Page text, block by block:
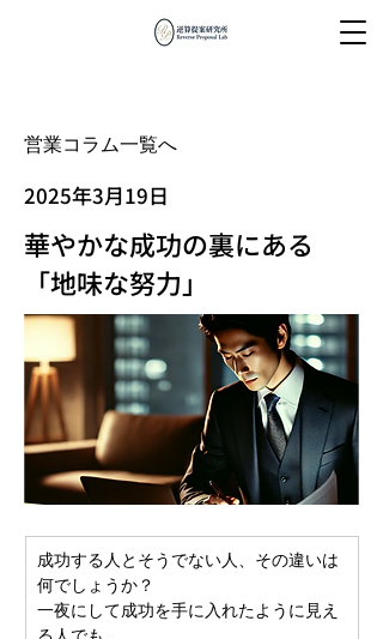
営業コラム一覧へ
2025年3月19日
華やかな成功の裏にある
「地味な努力」
成功する人とそうでない人、その違いは
何でしょうか？
一夜にして成功を手に入れたように見え